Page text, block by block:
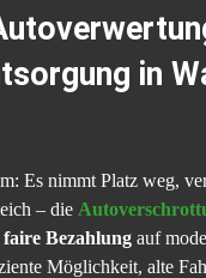
in
Es nimmt Platz weg,
– die
Bezahlung auf
Möglichkeit, alte